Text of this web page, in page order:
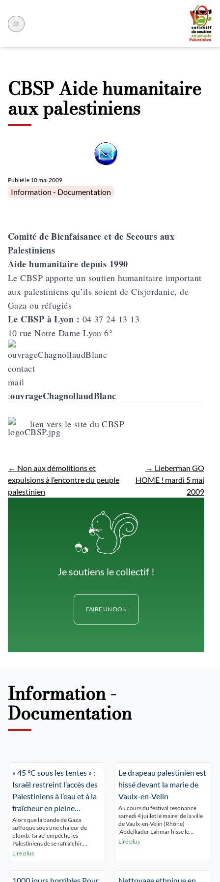
CBSP Aide humanitaire
aux palestiniens
Publié le 10 mai 2009
Posted in
Information - Documentation
Comité de Bienfaisance et de Secours aux
Palestiniens
Aide humanitaire depuis 1990
Le CBSP apporte un soutien humanitaire important
aux palestiniens qu’ils soient de Cisjordanie, de
Gaza ou réfugiés
Le CBSP à Lyon : 04 37 24 13 13
10 rue Notre Dame Lyon 6°
contact
mail
:ouvrageChagnollaudBlanc
lien vers le site du CBSP
← Non aux démolitions et
expulsions à l’encontre du peuple
palestinien
→ Lieberman GO
HOME ! mardi 5 mai
2009
Je soutiens le collectif !
FAIRE UN DON
Information -
Documentation
« 45 °C sous les tentes » :
Israël restreint l’accès des
Palestiniens à l’eau et à la
fraîcheur en pleine
canicule
Alors que la bande de Gaza
suffoque sous une chaleur de
plomb, Israël empêche les
Palestiniens de se rafraîchir.
Humanitaires et experts
Lire plus
Le drapeau palestinien est
hissé devant la marie de
Vaulx-en-Velin
Au cours du festival resonance
samedi 4 juillet le maire, de la ville
de Vaulx-en-Velin (Rhône)
Abdelkader Lahmar hisse le
drapeau palestinien , avec «pour
peuple palestinien». Saisi en
urgence par le préfet du Rhône
Etienne Guyot, le juge des référés
Lire plus